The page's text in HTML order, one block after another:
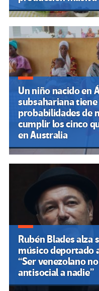
Un niño nacido en
subsahariana tiene
probabilidades de
cumplir los cinco
en Australia
Rubén Blades alza
músico deportado
“Ser venezolano
antisocial a nadie”